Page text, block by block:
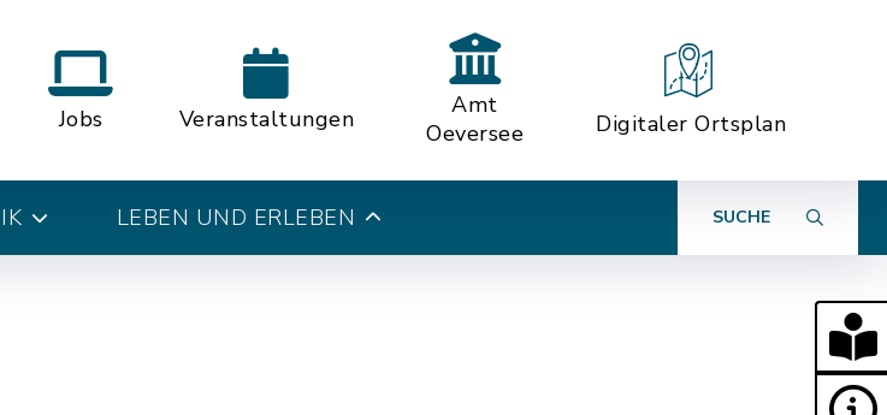
Jobs Veranstaltungen
Amt
Oeversee
Digitaler Ortsplan
LEBEN UND ERLEBEN SUCHE